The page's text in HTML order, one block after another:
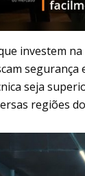
investem
segurança
seja
regiões